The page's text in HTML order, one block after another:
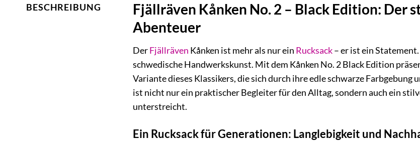
BESCHREIBUNG
Fjällräven Kånken No. 2 – Black Edition: Der
Abenteuer
DerFjällräven Kånken ist mehr als nur ein Rucksack– er ist ein
schwedische Handwerkskunst. Mit dem Kånken No. 2 Black Edition
Variante dieses Klassikers, die sich durch ihre edle schwarze
ist nicht nur ein praktischer Begleiter für den Alltag, sondern auch ein
unterstreicht.
Ein Rucksack für Generationen: Langlebigkeit und